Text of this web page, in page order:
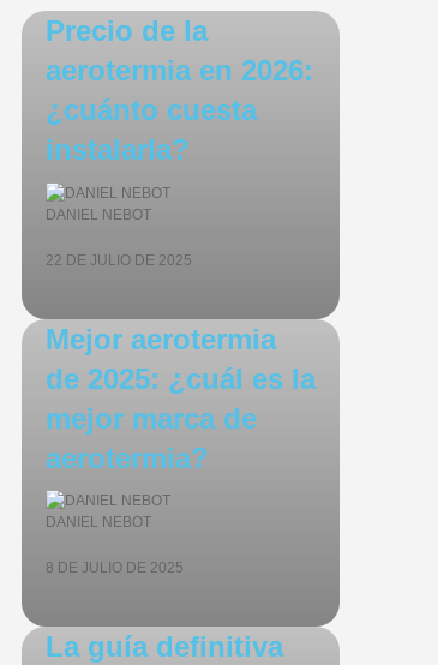
Precio de la
aerotermia en 2026:
¿cuánto cuesta
instalarla?
DANIEL NEBOT
22 DE JULIO DE 2025
Mejor aerotermia
de 2025: ¿cuál es la
mejor marca de
aerotermia?
DANIEL NEBOT
8 DE JULIO DE 2025
La guía definitiva